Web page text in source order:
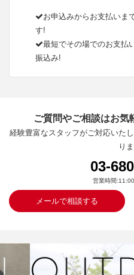
お申込みからお支払いま
す!
最短でその場でのお支払
振込み!
ご質問やご相談はお気
経験豊富なスタッフがご対応いた
りま
03-
営業時間
メールで相談する